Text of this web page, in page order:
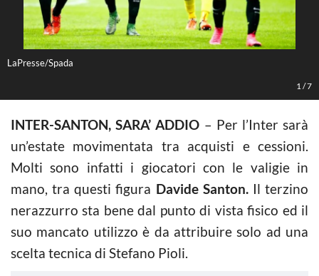
LaPresse/Spada
1 /7
INTER-SANTON, SARA’ ADDIO – Per l’Inter sarà
un’estate movimentata tra acquisti e cessioni.
Molti sono infatti i giocatori con le valigie in
mano, tra questi figura Davide Santon.Il terzino
nerazzurro sta bene dal punto di vista fisico ed il
suo mancato utilizzo è da attribuire solo ad una
scelta tecnica di Stefano Pioli.